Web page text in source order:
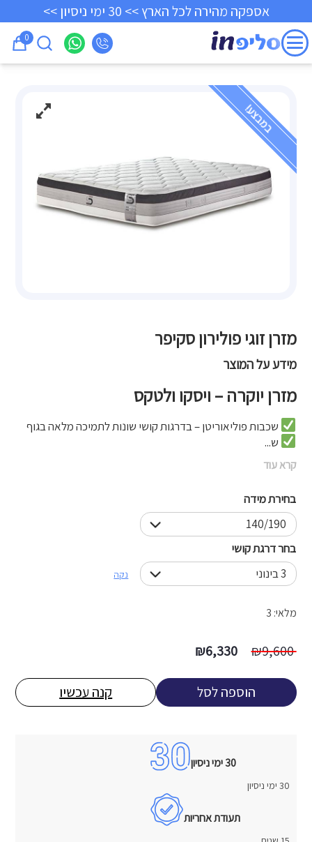
אספקה מהירה לכל הארץ >> 30 ימי ניסיון >>
0
במבצע!
מזרן זוגי פולירון סקיפר
מידע על המוצר
מזרן יוקרה – ויסקו ולטקס
שכבות פוליאוריטן – בדרגות קושי שונות לתמיכה מלאה בגוף
ש...
קרא עוד
בחירת מידה
בחר דרגת קושי
נקה
9,600
₪
המחיר
המקורי
היה:
9,600 ₪.
6,330
₪
הוא:
מלאי: 3
הוספה לסל קנה עכשיו
30 ימי ניסיון
30 ימי ניסיון
תעודת אחריות